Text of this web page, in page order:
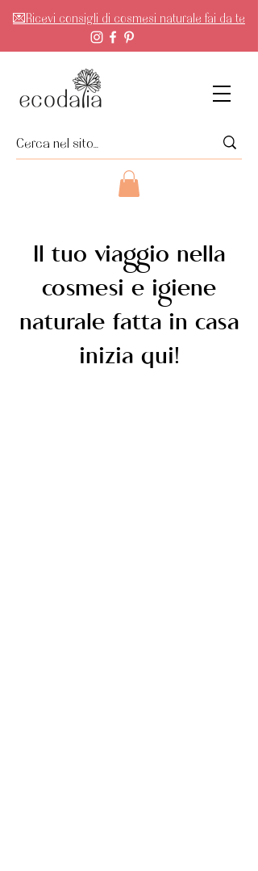
💌Ricevi consigli di cosmesi naturale fai da te
Il tuo viaggio nella
cosmesi e igiene
naturale fatta in casa
inizia qui!